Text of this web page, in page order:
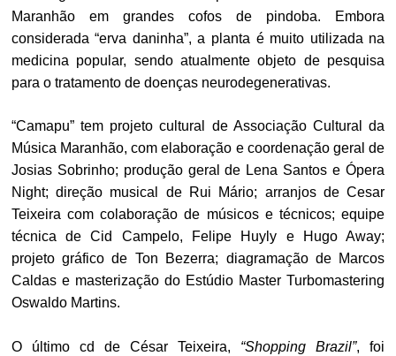
Maranhão em grandes cofos de pindoba. Embora
considerada “erva daninha”, a planta é muito utilizada na
medicina popular, sendo atualmente objeto de pesquisa
para o tratamento de doenças neurodegenerativas.
“Camapu” tem projeto cultural de Associação Cultural da
Música Maranhão, com elaboração e coordenação geral de
Josias Sobrinho; produção geral de Lena Santos e Ópera
Night; direção musical de Rui Mário; arranjos de Cesar
Teixeira com colaboração de músicos e técnicos; equipe
técnica de Cid Campelo, Felipe Huyly e Hugo Away;
projeto gráfico de Ton Bezerra; diagramação de Marcos
Caldas e masterização do Estúdio Master Turbomastering
Oswaldo Martins.
O último cd de César Teixeira, “Shopping Brazil”, foi